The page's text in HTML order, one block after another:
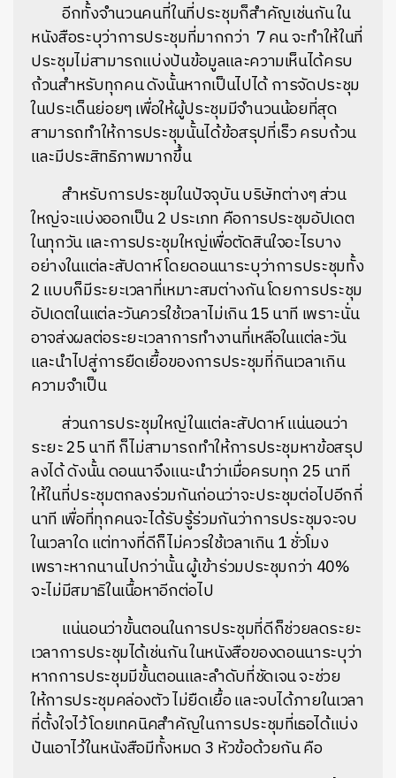
อีกทั้งจำนวนคนที่ในที่ประชุมก็สำคัญเช่นกัน ใน
หนังสือระบุว่าการประชุมที่มากกว่า 7 คน จะทำให้ในที่
ประชุมไม่สามารถแบ่งปันข้อมูลและความเห็นได้ครบ
ถ้วนสำหรับทุกคน ดังนั้นหากเป็นไปได้ การจัดประชุม
ในประเด็นย่อยๆ เพื่อให้ผู้ประชุมมีจำนวนน้อยที่สุด
สามารถทำให้การประชุมนั้นได้ข้อสรุปที่เร็ว ครบถ้วน
และมีประสิทธิภาพมากขึ้น
สำหรับการประชุมในปัจจุบัน บริษัทต่างๆ ส่วน
ใหญ่จะแบ่งออกเป็น 2 ประเภท คือการประชุมอัปเดต
ในทุกวัน และการประชุมใหญ่เพื่อตัดสินใจอะไรบาง
อย่างในแต่ละสัปดาห์ โดยดอนนาระบุว่าการประชุมทั้ง
2 แบบก็มีระยะเวลาที่เหมาะสมต่างกัน โดยการประชุม
อัปเดตในแต่ละวันควรใช้เวลาไม่เกิน 15 นาที เพราะนั่น
อาจส่งผลต่อระยะเวลาการทำงานที่เหลือในแต่ละวัน
และนำไปสู่การยืดเยื้อของการประชุมที่กินเวลาเกิน
ความจำเป็น
ส่วนการประชุมใหญ่ในแต่ละสัปดาห์ แน่นอนว่า
ระยะ 25 นาที ก็ไม่สามารถทำให้การประชุมหาข้อสรุป
ลงได้ ดังนั้น ดอนนาจึงแนะนำว่าเมื่อครบทุก 25 นาที
ให้ในที่ประชุมตกลงร่วมกันก่อนว่าจะประชุมต่อไปอีกกี่
นาที เพื่อที่ทุกคนจะได้รับรู้ร่วมกันว่าการประชุมจะจบ
ในเวลาใด แต่ทางที่ดีก็ไม่ควรใช้เวลาเกิน 1 ชั่วโมง
เพราะหากนานไปกว่านั้น ผู้เข้าร่วมประชุมกว่า 40%
จะไม่มีสมาธิในเนื้อหาอีกต่อไป
แน่นอนว่าขั้นตอนในการประชุมที่ดีก็ช่วยลดระยะ
เวลาการประชุมได้เช่นกัน ในหนังสือของดอนนาระบุว่า
หากการประชุมมีขั้นตอนและลำดับที่ชัดเจน จะช่วย
ให้การประชุมคล่องตัว ไม่ยืดเยื้อ และจบได้ภายในเวลา
ที่ตั้งใจไว้ โดยเทคนิคสำคัญในการประชุมที่เธอได้แบ่ง
ปันเอาไว้ในหนังสือมีทั้งหมด 3 หัวข้อด้วยกัน คือ